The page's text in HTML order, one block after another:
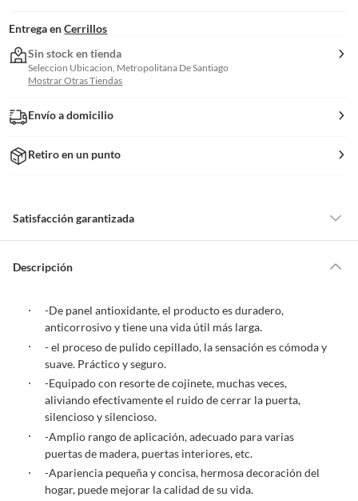
Entrega en Cerrillos
Sin stock en tienda
Seleccion Ubicacion, Metropolitana De Santiago
Mostrar Otras Tiendas
Envío a domicilio
Retiro en un punto
Satisfacción garantizada
de la compra.
comprado por internet y que hay ciertas categorías que no tienen este
derecho:
Productos que, por su naturaleza, no puedan ser devueltos,
puedan deteriorarse o caducar con rapidez.
Confeccionados a la medida.
De uso personal.
En sodimac.cl te damos30 días desde que recibes el producto
estar en perfecto estado, con todas sus etiquetas y sin uso, tal como te lo
entregamos.
Productos digitales que se entregan a través de una descarga
Descripción
-De panel antioxidante, el producto es duradero,
anticorrosivo y tiene una vida útil más larga.
- el proceso de pulido cepillado, la sensación es cómoda y
suave. Práctico y seguro.
-Equipado con resorte de cojinete, muchas veces,
aliviando efectivamente el ruido de cerrar la puerta,
silencioso y silencioso.
-Amplio rango de aplicación, adecuado para varias
puertas de madera, puertas interiores, etc.
-Apariencia pequeña y concisa, hermosa decoración del
hogar, puede mejorar la calidad de su vida.